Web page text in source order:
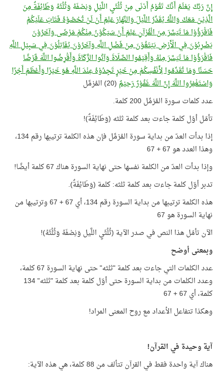
إِنَّ رَبَّكَ يَعْلَمُ أَنَّكَ تَقُوْمُ أَدْنَى مِنْ ثُلُثَيِ اللَّيْلِ وَنِصْفَهُ وَثُلُثَهُ وَطَائِفَةٌ مِنَ
الَّذِيْنَ مَعَكَ وَاللَّهُ يُقَدِّرُ اللَّيْلَ وَالنَّهَارَ عَلِمَ أَنْ لَنْ تُحْصُوْهُ فَتَابَ عَلَيْكُمْ
فَاقْرَؤُوْا مَا تَيَسَّرَ مِنَ الْقُرْآنِ عَلِمَ أَنْ سَيَكُوْنُ مِنْكُمْ مَرْضَى وَآخَرُوْنَ
يَضْرِبُوْنَ فِي الْأَرْضِ يَبْتَغُوْنَ مِنْ فَضْلِ اللَّهِ وَآخَرُوْنَ يُقَاتِلُوْنَ فِي سَبِيْلِ اللَّهِ
فَاقْرَؤُوْا مَا تَيَسَّرَ مِنْهُ وَأَقِيْمُوا الصَّلَاةَ وَآتُوا الزَّكَاةَ وَأَقْرِضُوا اللَّهَ قَرْضًا
حَسَنًا وَمَا تُقَدِّمُوا لِأَنْفُسِكُمْ مِنْ خَيْرٍ تَجِدُوْهُ عِنْدَ اللَّهِ هُوَ خَيْرًا وَأَعْظَمَ أَجْرًا
وَاسْتَغْفِرُوا اللَّهَ إِنَّ اللَّهَ غَفُوْرٌ رَحِيْمٌ (20) المُزمِّل
عدد كلمات سورة المُزمِّل 200 كلمة.
تأمّل أوّل كلمة جاءت بعد كلمة ثلثه (وَطَائِفَةٌ)!
إذا بدأت العدّ من بداية سورة المُزمِّل فإن هذه الكلمة ترتيبها رقم 134،
وهذا العدد هو 67 + 67
وإذا بدأت العدّ من الكلمة نفسها حتى نهاية السورة هناك 67 كلمة أيضًا!
تدبر أوّل كلمة جاءت بعد كلمة ثلثه: كلمة (وَطَائِفَةٌ).
هذه الكلمة ترتيبها من بداية السورة رقم 134، أي 67 + 67 وترتيبها من
نهاية السورة هو 67
الآن تأمّل هذا النص في صدر الآية (ثُلُثَيِ اللَّيل وَنِصْفَهُ وَثُلُثَهُ)!
وبمعنى أوضح
عدد الكلمات التي جاءت بعد كلمة "ثلثه" حتى نهاية السورة 67 كلمة،
وعدد الكلمات من بداية السورة حتى أوّل كلمة بعد كلمة "ثلثه" 134
كلمة، أي 67 + 67
وهكذا تتفاعل الأعداد مع روح المعنى المراد!
آية وحيدة في القرآن!
هناك آية واحدة فقط في القرآن تتألف من 88 كلمة، هي هذه الآية: